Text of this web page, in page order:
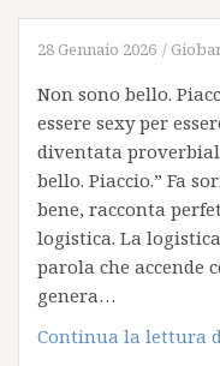
28 Gennaio 2026
Non sono bello.
essere sexy per
diventata
bello. Piaccio.” Fa
bene, racconta
logistica. La
parola che accende
genera…
Continua la lettura